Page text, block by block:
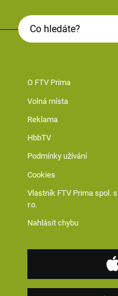
O FTV Prima
Volná místa
Reklama
HbbTV
Podmínky užívání
Cookies
Vlastník FTV Prima spol. s
r.o.
Nahlásit chybu